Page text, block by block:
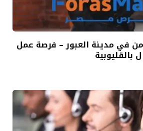
في مدينة العبور – فرصة عمل
بالقليوبية